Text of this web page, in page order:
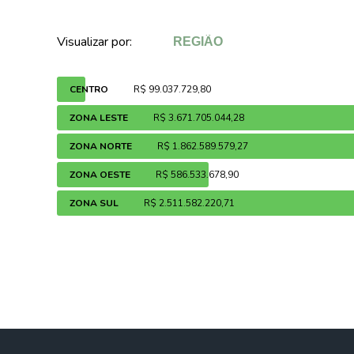
Visualizar por:
CENTRO R$ 99.037.729,80
ZONA LESTE R$ 3.671.705.044,28
ZONA NORTE R$ 1.862.589.579,27
ZONA OESTE R$ 586.533.678,90
ZONA SUL R$ 2.511.582.220,71